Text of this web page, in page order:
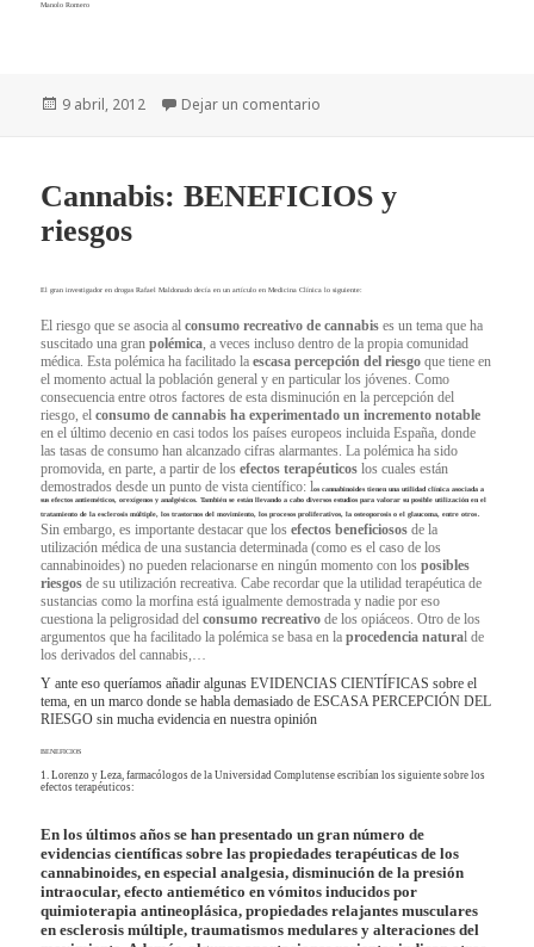
Manolo Romero
Publicado
9 abril, 2012 Dejar un comentario
Cannabis: BENEFICIOS y
riesgos
El gran investigador en drogas Rafael Maldonado decía en un artículo en Medicina Clínica lo siguiente:
El riesgo que se asocia alconsumo recreativo de cannabises un tema que ha
suscitado una granpolémica , a veces incluso dentro de la propia comunidad
médica. Esta polémica ha facilitado laescasa percepción del riesgo que tiene en
el momento actual la población general y en particular los jóvenes. Como
consecuencia entre otros factores de esta disminución en la percepción del
riesgo, elconsumo de cannabis ha experimentado un incremento notable
en el último decenio en casi todos los países europeos incluida España, donde
las tasas de consumo han alcanzado cifras alarmantes . La polémica ha sido
promovida, en parte, a partir de losefectos terapéuticos los cuales están
demostrados desde un punto de vista científico: los cannabinoides tienen una utilidad clínica asociada a
sus efectos antieméticos, orexígenos y analgésicos. También se están llevando a cabo diversos estudios para valorar su posible utilización en el
tratamiento de la esclerosis múltiple, los trastornos del movimiento, los procesos proliferativos, la osteoporosis o el glaucoma, entre otros
Sin embargo, es importante destacar que losefectos beneficiosos de la
utilización médica de una sustancia determinada (como es el caso de los
cannabinoides) no pueden relacionarse en ningún momento con losposibles
riesgos de su utilización recreativa. Cabe recordar que la utilidad terapéutica de
sustancias como la morfina está igualmente demostrada y nadie por eso
cuestiona la peligrosidad delconsumo recreativo de los opiáceos. Otro de los
argumentos que ha facilitado la polémica se basa en laprocedencia natural de
los derivados del cannabis,…
Y ante eso queríamos añadir algunas EVIDENCIAS CIENTÍFICAS sobre el
tema, en un marco donde se habla demasiado de ESCASA PERCEPCIÓN DEL
RIESGO sin mucha evidencia en nuestra opinión
BENEFICIOS
1. Lorenzo y Leza, farmacólogos de la Universidad Complutense escribían los siguiente sobre los
efectos terapéuticos:
En los últimos años se han presentado un gran número de
evidencias científicas sobre las propiedades terapéuticas de los
cannabinoides, en especial analgesia, disminución de la presión
intraocular, efecto antiemético en vómitos inducidos por
quimioterapia antineoplásica, propiedades relajantes musculares
en esclerosis múltiple, traumatismos medulares y alteraciones del